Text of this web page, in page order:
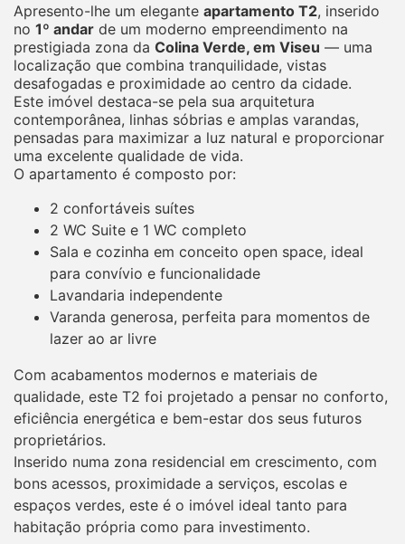
Apresento-lhe um elegante apartamento T2, inserido
no 1º andar de um moderno empreendimento na
prestigiada zona da Colina Verde, em Viseu — uma
localização que combina tranquilidade, vistas
desafogadas e proximidade ao centro da cidade.
Este imóvel destaca-se pela sua arquitetura
contemporânea, linhas sóbrias e amplas varandas,
pensadas para maximizar a luz natural e proporcionar
uma excelente qualidade de vida.
O apartamento é composto por:
2 confortáveis suítes
2 WC Suite e 1 WC completo
Sala e cozinha em conceito open space, ideal
para convívio e funcionalidade
Lavandaria independente
Varanda generosa, perfeita para momentos de
lazer ao ar livre
Com acabamentos modernos e materiais de
qualidade, este T2 foi projetado a pensar no conforto,
eficiência energética e bem-estar dos seus futuros
proprietários.
Inserido numa zona residencial em crescimento, com
bons acessos, proximidade a serviços, escolas e
espaços verdes, este é o imóvel ideal tanto para
habitação própria como para investimento.